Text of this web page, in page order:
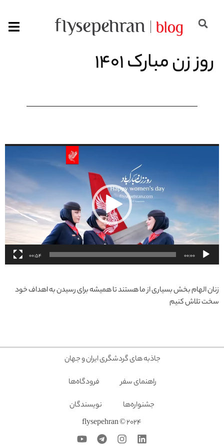
روز زن مبارک 1401
نمایشگر
00:00
00:54
زنان الهام بخش بسیاری از ما هستند تا همیشه برای رسیدن به اهداف خود
سخت تلاش کنیم
جاذبه های گردشگری ایران و جهان
راهنمای سفر
فرودگاه‌ها
جشنواره‌ها
نویسندگان